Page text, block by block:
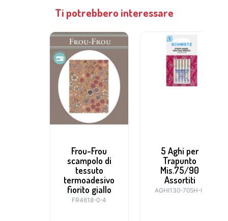
Ti potrebbero interessare
Frou-Frou
scampolo di
tessuto
termoadesivo
fiorito giallo
FR4618-0-4
5 Aghi per
Trapunto
Mis.75/90
Assortiti
AGHI130-705H-Q